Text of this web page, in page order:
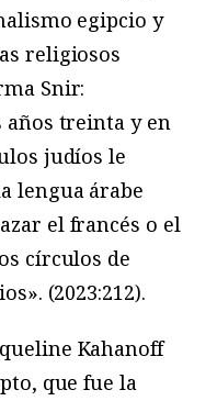
egipcio y
religiosos
Snir:
años treinta y en
judíos le
lengua árabe
el francés o el
círculos de
(2023:212).
Kahanoff
que fue la